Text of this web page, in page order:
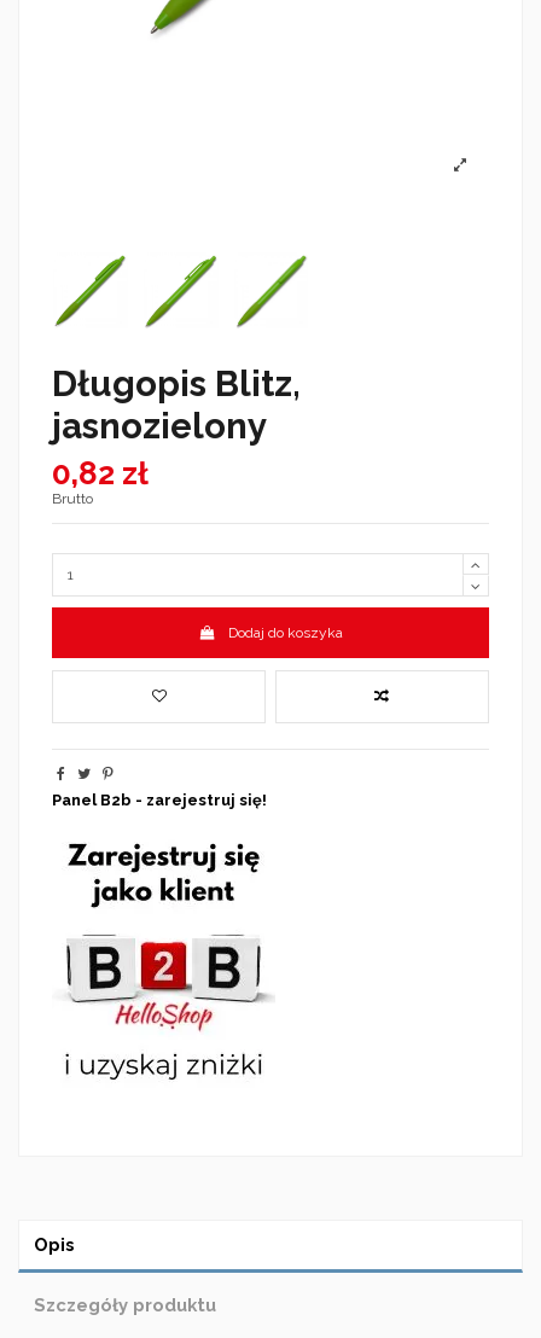
Długopis Blitz,
jasnozielony
0,82 zł
Brutto
Dodaj do koszyka
Panel B2b - zarejestruj się!
Opis
Szczegóły produktu